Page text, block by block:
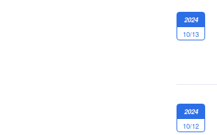
2024
10/13
2024
10/12